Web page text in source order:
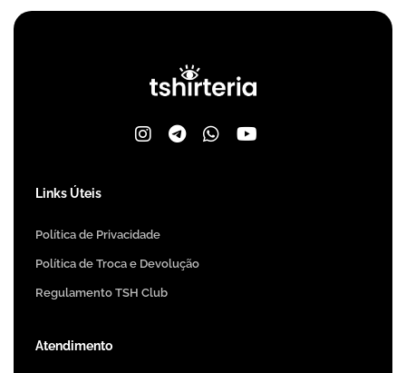
Links Úteis
Política de Privacidade
Política de Troca e Devolução
Regulamento TSH Club
Atendimento